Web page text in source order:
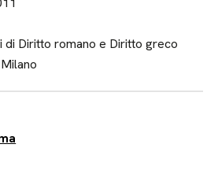
di Diritto romano e Diritto greco